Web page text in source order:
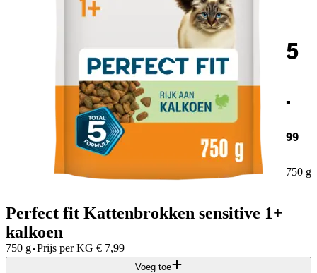
5
.
99
750 g
Perfect fit Kattenbrokken sensitive 1+
kalkoen
750 g·Prijs per KG € 7,99
Voeg toe